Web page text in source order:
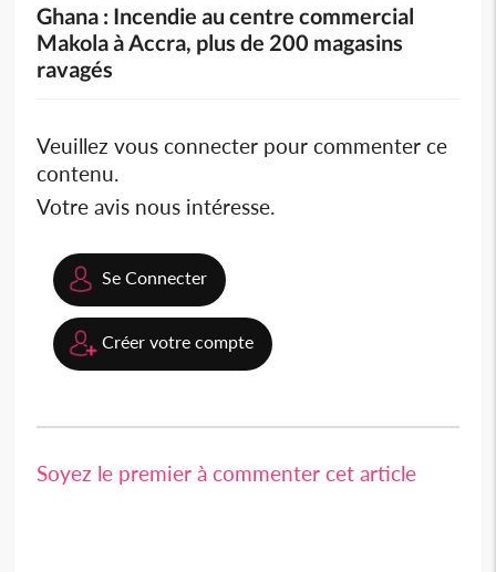
Ghana : Incendie au centre commercial
Makola à Accra, plus de 200 magasins
ravagés
Veuillez vous connecter pour commenter ce
contenu.
Votre avis nous intéresse.
Se Connecter
Créer votre compte
Soyez le premier à commenter cet article